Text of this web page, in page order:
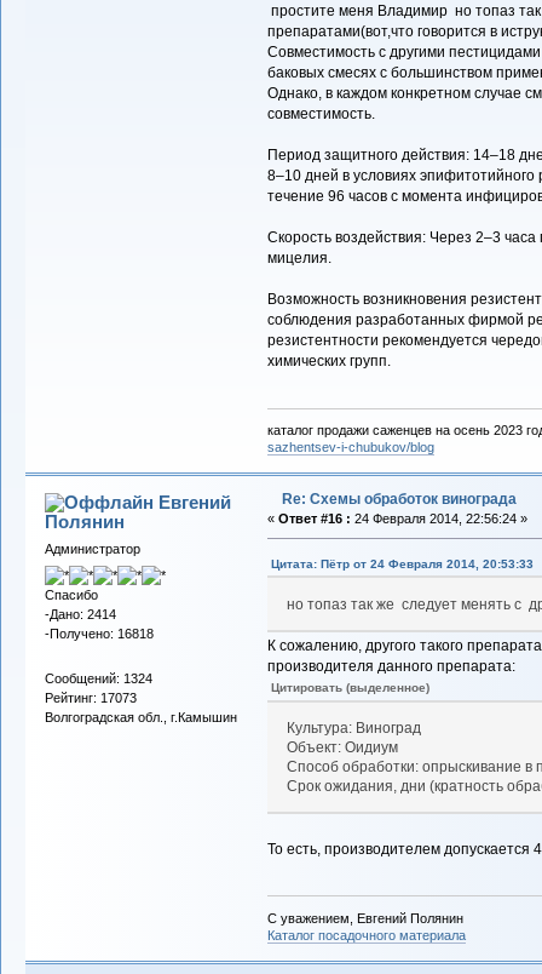
простите меня Владимир но топаз
препаратами(вот,что говорится в
Совместимость с другими
баковых смесях с большинством
Однако, в каждом конкретном случае
совместимость.
Период защитного действия: 14–18
8–10 дней в условиях эпифитотийного
течение 96 часов с момента
Скорость воздействия: Через 2–3
мицелия.
Возможность возникновения
соблюдения разработанных фирмой
резистентности рекомендуется
химических групп.
каталог продажи саженцев на осень 2023
sazhentsev-i-chubukov/blog
Евгений
Полянин
Администратор
Спасибо
-Дано: 2414
-Получено: 16818
Сообщений: 1324
Рейтинг: 17073
Волгоградская обл., г.Камышин
Re: Схемы обработок винограда
« Ответ #16 : 24 Февраля 2014, 22:56:24 »
Цитата: Пётр от 24 Февраля 2014, 20:53:33
но топаз так же следует менять с
К сожалению, другого такого
производителя данного препарата:
Цитировать (выделенное)
Культура: Виноград
Объект: Оидиум
Способ обработки: опрыскивание в
Cрок ожидания, дни (кратность
То есть, производителем допускается
С уважением, Евгений Полянин
Каталог посадочного материала